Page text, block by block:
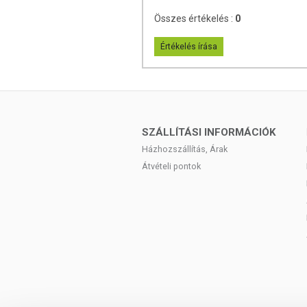
Összes értékelés : 0
Értékelés írása
SZÁLLÍTÁSI INFORMÁCIÓK
Házhozszállítás, Árak
Átvételi pontok